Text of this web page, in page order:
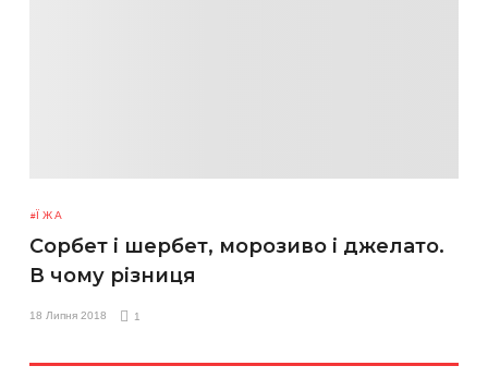
ЇЖА
Сорбет і шербет, морозиво і джелато.
В чому різниця
18 Липня 2018 1